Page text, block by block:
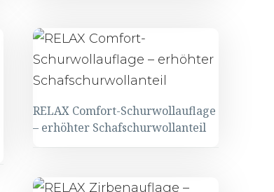
RELAX Comfort-Schurwollauflage
– erhöhter Schafschurwollanteil